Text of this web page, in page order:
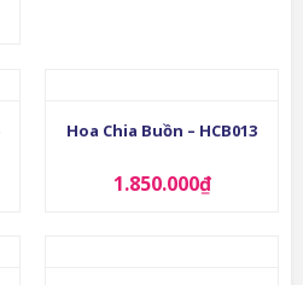
Hoa Chia Buồn – HCB013
1.850.000₫